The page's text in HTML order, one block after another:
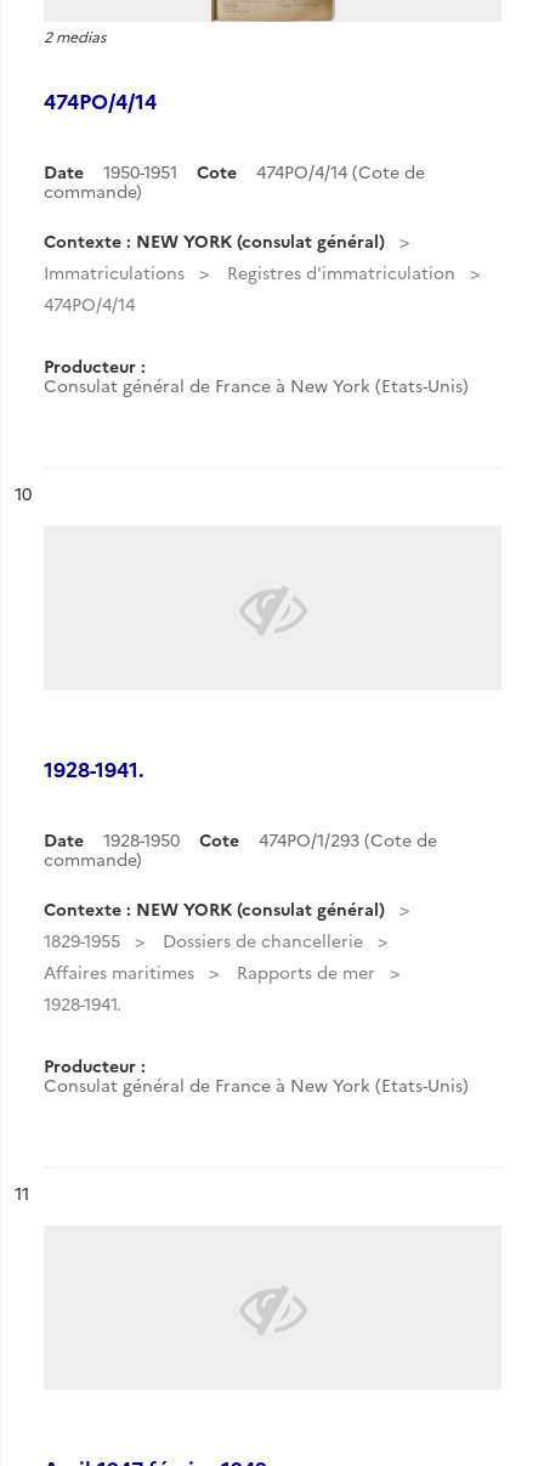
2 medias
474PO/4/14
Date 1950-1951 Cote
474PO/4/14 (Cote de
commande)
Contexte : NEW YORK (consulat général)
Immatriculations
Registres d'immatriculation
474PO/4/14
Producteur :
Consulat général de France à New York (Etats-Unis)
n°
10
1928-1941.
Date 1928-1950 Cote
474PO/1/293 (Cote de
commande)
Contexte : NEW YORK (consulat général)
1829-1955
Dossiers de chancellerie
Affaires maritimes
Rapports de mer
1928-1941.
Producteur :
Consulat général de France à New York (Etats-Unis)
n°
11